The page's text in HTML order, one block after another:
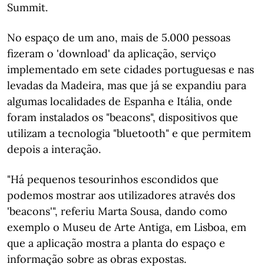
Summit.
No espaço de um ano, mais de 5.000 pessoas
fizeram o 'download' da aplicação, serviço
implementado em sete cidades portuguesas e nas
levadas da Madeira, mas que já se expandiu para
algumas localidades de Espanha e Itália, onde
foram instalados os "beacons", dispositivos que
utilizam a tecnologia "bluetooth" e que permitem
depois a interação.
"Há pequenos tesourinhos escondidos que
podemos mostrar aos utilizadores através dos
'beacons'", referiu Marta Sousa, dando como
exemplo o Museu de Arte Antiga, em Lisboa, em
que a aplicação mostra a planta do espaço e
informação sobre as obras expostas.